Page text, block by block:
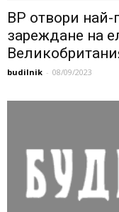
BP отвори
зареждане на
budilnik - 08/09/2023